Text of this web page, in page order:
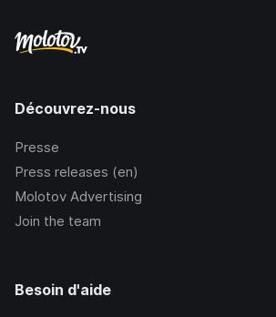
Découvrez-nous
Presse
Press releases (en)
Molotov Advertising
Join the team
Besoin d'aide